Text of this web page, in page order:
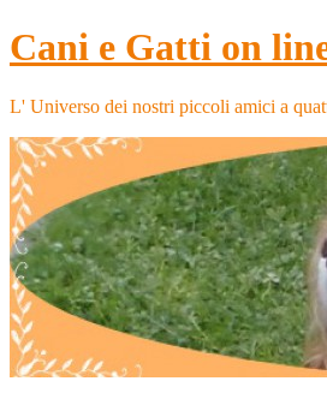
Cani e Gatti on
L' Universo dei nostri piccoli amici a